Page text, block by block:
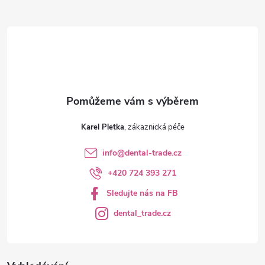
Karel Pletka
info@dental-trade.cz
+420 724 393 271
Sledujte nás na FB
dental_trade.cz